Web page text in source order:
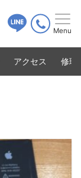
Menu
アクセス 修理